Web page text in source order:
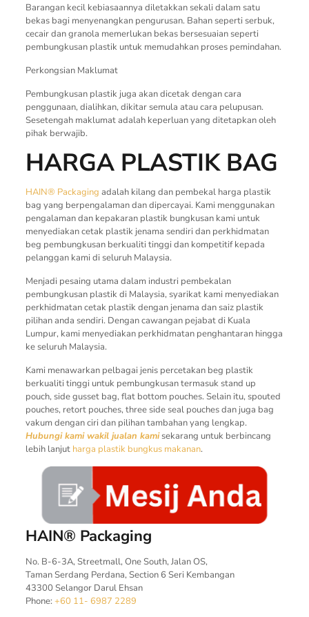
Barangan kecil kebiasaannya diletakkan sekali dalam satu
bekas bagi menyenangkan pengurusan. Bahan seperti serbuk,
cecair dan granola memerlukan bekas bersesuaian seperti
pembungkusan plastik untuk memudahkan proses pemindahan.
Perkongsian Maklumat
Pembungkusan plastik juga akan dicetak dengan cara
penggunaan, dialihkan, dikitar semula atau cara pelupusan.
Sesetengah maklumat adalah keperluan yang ditetapkan oleh
pihak berwajib.
HARGA PLASTIK BAG
HAIN® Packaging adalah kilang dan pembekal harga plastik
bag yang berpengalaman dan dipercayai. Kami menggunakan
pengalaman dan kepakaran plastik bungkusan kami untuk
menyediakan cetak plastik jenama sendiri dan perkhidmatan
beg pembungkusan berkualiti tinggi dan kompetitif kepada
pelanggan kami di seluruh Malaysia.
Menjadi pesaing utama dalam industri pembekalan
pembungkusan plastik di Malaysia, syarikat kami menyediakan
perkhidmatan cetak plastik dengan jenama dan saiz plastik
pilihan anda sendiri. Dengan cawangan pejabat di Kuala
Lumpur, kami menyediakan perkhidmatan penghantaran hingga
ke seluruh Malaysia.
Kami menawarkan pelbagai jenis percetakan beg plastik
berkualiti tinggi untuk pembungkusan termasuk stand up
pouch, side gusset bag, flat bottom pouches. Selain itu, spouted
pouches, retort pouches, three side seal pouches dan juga bag
vakum dengan ciri dan pilihan tambahan yang lengkap.
Hubungi kami wakil jualan kamisekarang untuk berbincang
lebih lanjut harga plastik bungkus makanan.
HAIN® Packaging
No. B-6-3A, Streetmall, One South, Jalan OS,
Taman Serdang Perdana, Section 6 Seri Kembangan
43300 Selangor Darul Ehsan
Phone: +60 11- 6987 2289